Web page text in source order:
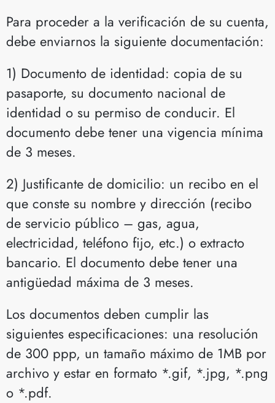
Para proceder a la verificación de su cuenta,
debe enviarnos la siguiente documentación:
1) Documento de identidad: copia de su
pasaporte, su documento nacional de
identidad o su permiso de conducir. El
documento debe tener una vigencia mínima
de 3 meses.
2) Justificante de domicilio: un recibo en el
que conste su nombre y dirección (recibo
de servicio público – gas, agua,
electricidad, teléfono fijo, etc.) o extracto
bancario. El documento debe tener una
antigüedad máxima de 3 meses.
Los documentos deben cumplir las
siguientes especificaciones: una resolución
de 300 ppp, un tamaño máximo de 1MB por
archivo y estar en formato *.gif, *.jpg, *.png
o *.pdf.